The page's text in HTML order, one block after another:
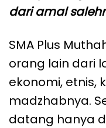
dari amal
SMA Plus
orang lain dari
ekonomi, etnis,
madzhabnya.
datang hanya